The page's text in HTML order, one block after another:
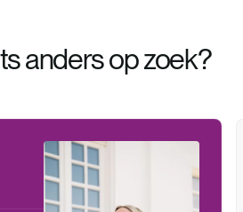
anders op zoek?